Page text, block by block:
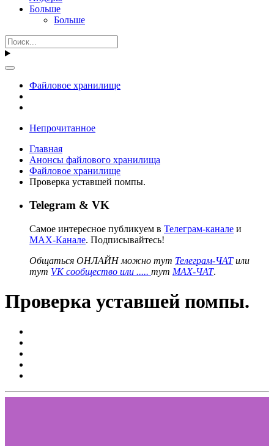
Больше
Больше
Файловое хранилище
Непрочитанное
Главная
Анонсы файлового хранилища
Файловое хранилище
Проверка уставшей помпы.
Telegram & VK
Самое интересное публикуем в Телеграм-канале и
MAX-Канале. Подписывайтесь!
Общаться ОНЛАЙН можно тут Телеграм-ЧАТили
тут VK сообщество или ..... тут MAX-ЧАТ.
Проверка уставшей помпы.